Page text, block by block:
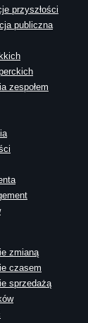
przyszłości
publiczna
zespołem
zmianą
czasem
sprzedażą